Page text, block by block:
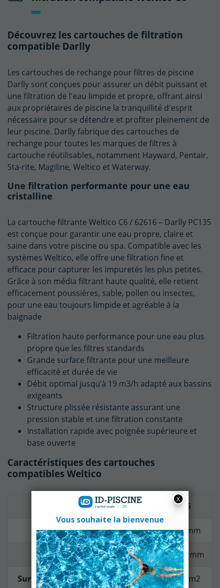
(1 avis)
Découvrez les cartouches de filtration
compatible Darlly
Les cartouches de rechange pour filtres de piscine
Darlly sont conçues pour assurer un débit puissant et
une filtration de l'eau limpide et propre, offrant ainsi
aux propriétaires de piscine la tranquillité d'esprit
nécessaire pour se détendre et profiter pleinement de
leur piscine. Darlly fabrique des cartouches de
rechange pour toutes les marques de filtres à
cartouche réutilisables, notamment Hayward, Pentair,
Sta-rite, Magiline, Weltico et Waterway.
Une filtration performante pour une eau
cristalline
La cartouche filtrante Weltico C6 / 62616 – Darlly PC135
est conçue pour garantir une eau propre, claire et
saine dans votre piscine ou spa. Compatible avec les
systèmes Weltico, elle offre une filtration fine et
efficace pour capturer les impuretés les plus petites.
Grâce à son média filtrant haute qualité, elle retient
efficacement poussières, sable, pollen ou insectes,
pour une eau toujours limpide et agréable à la
baignade
Filtration haute performance pour une eau plus
propre que les filtres standards
Grande surface filtrante pour une meilleure
efficacité et durée de vie
Débit optimal jusqu’à 19 m3/h adapté aux bassins
exigeants
Structure plissée résistante assurant une
pression stable et une filtration constante
Installation rapide avec poignée supérieure et
base ouverte
Caractéristiques des cartouches
compatibles Weltico
C5 C6
Longueur 529 mm 660 mm
Diamètre 186,5 mm 186,5 mm
Surface de filtration 7,06 m2 8,83 m2